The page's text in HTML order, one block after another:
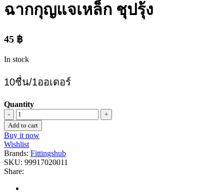
ฉากกุญแจเหล็ก ชุปรุ้ง
45 ฿
In stock
10ชื่น/1ออเดอร์
Quantity
ฉาก
กุญแจ
เหล็ก
ชุ
ปรุ้
quantity
Add to cart
Buy it now
Wishlist
Brands: Fittingshub
SKU: 99917020011
Share: